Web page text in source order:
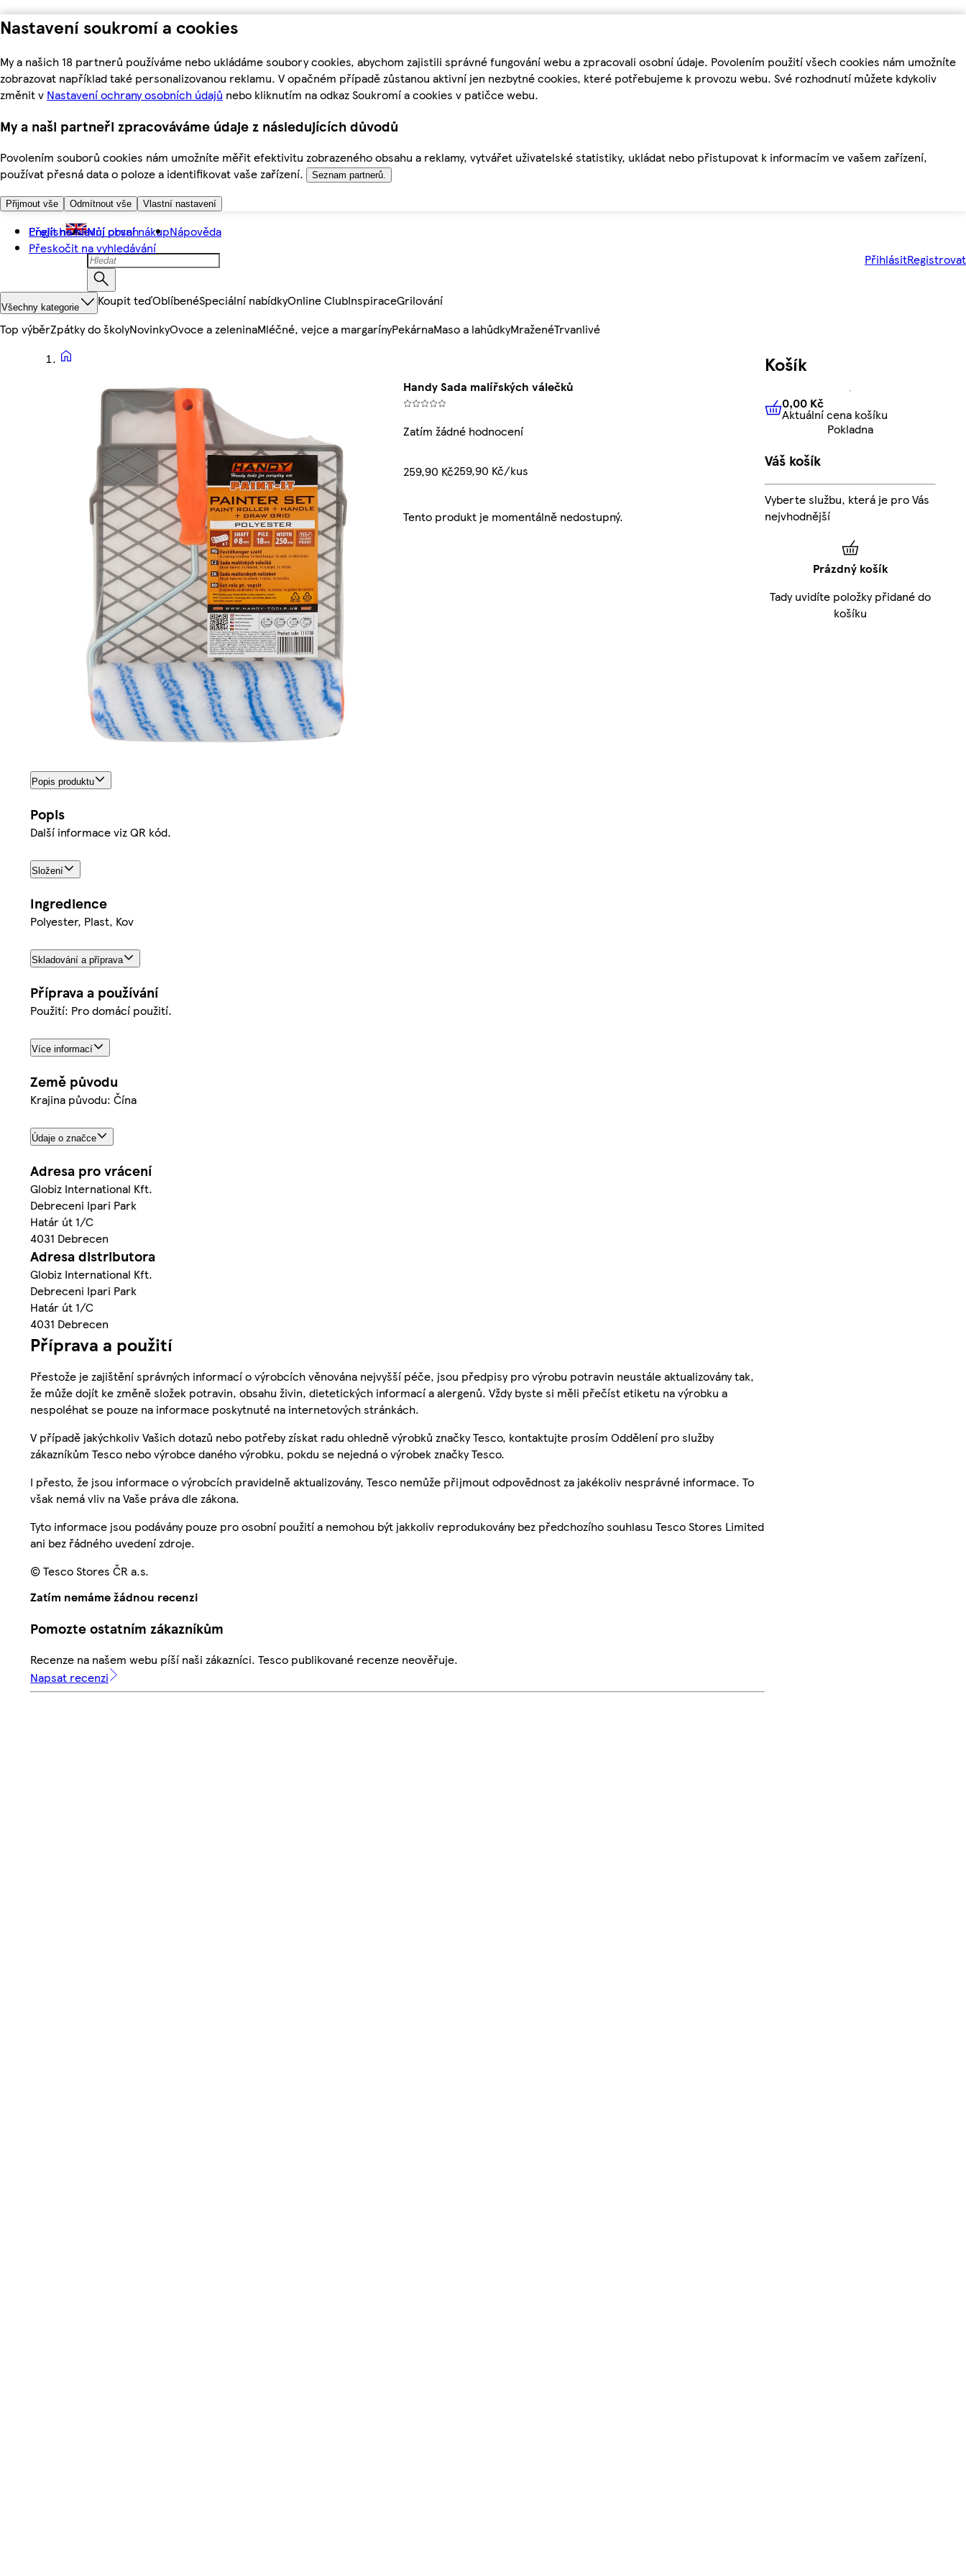
Nastavení soukromí a cookies
My a našich 18 partnerů používáme nebo ukládáme soubory cookies, abychom zajistili správné fungování webu a zpracovali osobní údaje. Povolením použití všech cookies nám umožníte
zobrazovat například také personalizovanou reklamu. V opačném případě zůstanou aktivní jen nezbytné cookies, které potřebujeme k provozu webu. Své rozhodnutí můžete kdykoliv
změnit v Nastavení ochrany osobních údajů nebo kliknutím na odkaz Soukromí a cookies v patičce webu.
My a naši partneři zpracováváme údaje z následujících důvodů
Povolením souborů cookies nám umožníte měřit efektivitu zobrazeného obsahu a reklamy, vytvářet uživatelské statistiky, ukládat nebo přistupovat k informacím ve vašem zařízení,
používat přesná data o poloze a identifikovat vaše zařízení.
Seznam partnerů.
Přijmout vše Odmítnout vše Vlastní nastavení
Přejít na hlavní obsah
Přeskočit na vyhledávání
English Můj první nákupNápověda
PřihlásitRegistrovat
Všechny kategorie Koupit teďOblíbenéSpeciální nabídkyOnline ClubInspiraceGrilování
Top výběrZpátky do školyNovinkyOvoce a zeleninaMléčné, vejce a margarínyPekárnaMaso a lahůdkyMraženéTrvanlivé
Handy Sada malířských válečků
Zatím žádné hodnocení
259,90 Kč259,90 Kč/kus
Tento produkt je momentálně nedostupný.
Popis produktu
Popis
Další informace viz QR kód.
Složení
Ingredience
Polyester, Plast, Kov
Skladování a příprava
Příprava a používání
Použití: Pro domácí použití.
Více informací
Země původu
Krajina původu: Čína
Údaje o značce
Adresa pro vrácení
Globiz International Kft.
Debreceni Ipari Park
Határ út 1/C
4031 Debrecen
Adresa distributora
Globiz International Kft.
Debreceni Ipari Park
Határ út 1/C
4031 Debrecen
Příprava a použití
Přestože je zajištění správných informací o výrobcích věnována nejvyšší péče, jsou předpisy pro výrobu potravin neustále aktualizovány tak,
že může dojít ke změně složek potravin, obsahu živin, dietetických informací a alergenů. Vždy byste si měli přečíst etiketu na výrobku a
nespoléhat se pouze na informace poskytnuté na internetových stránkách.
V případě jakýchkoliv Vašich dotazů nebo potřeby získat radu ohledně výrobků značky Tesco, kontaktujte prosím Oddělení pro služby
zákazníkům Tesco nebo výrobce daného výrobku, pokdu se nejedná o výrobek značky Tesco.
I přesto, že jsou informace o výrobcích pravidelně aktualizovány, Tesco nemůže přijmout odpovědnost za jakékoliv nesprávné informace. To
však nemá vliv na Vaše práva dle zákona.
Tyto informace jsou podávány pouze pro osobní použití a nemohou být jakkoliv reprodukovány bez předchozího souhlasu Tesco Stores Limited
ani bez řádného uvedení zdroje.
© Tesco Stores ČR a.s.
Zatím nemáme žádnou recenzi
Pomozte ostatním zákazníkům
Recenze na našem webu píší naši zákazníci. Tesco publikované recenze neověřuje.
Napsat recenzi
Košík
0,00 KčAktuální cena košíku
0,00 Kč
Aktuální cena košíku
Pokladna
Váš košík
Vyberte službu, která je pro Vás
nejvhodnější
Prázdný košík
Tady uvidíte položky přidané do
košíku